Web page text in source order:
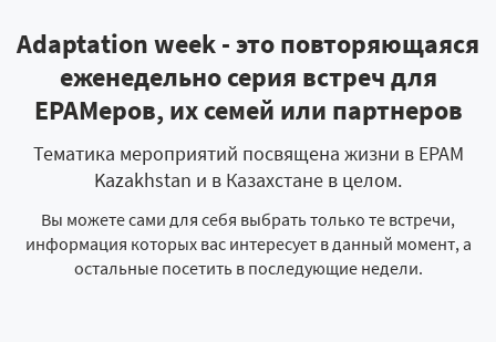
Adaptation week - это повторяющаяся
еженедельно серия встреч для
EPAMeров, их семей или партнеров
Тематика мероприятий посвящена жизни в EPAM
Kazakhstan и в Казахстане в целом.
Вы можете сами для себя выбрать только те встречи,
информация которых вас интересует в данный момент, а
остальные посетить в последующие недели.